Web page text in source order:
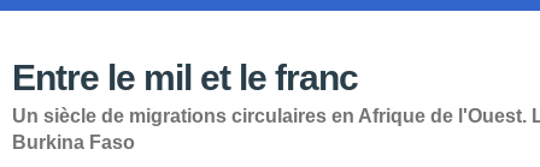
Entre le mil et le franc
Un siècle de migrations circulaires en Afrique de l'Ouest.
Burkina Faso